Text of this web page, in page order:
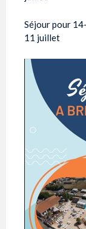
Séjour pour
11 juillet